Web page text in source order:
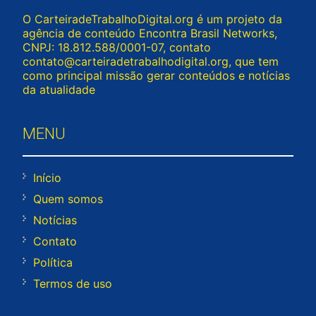
O CarteiradeTrabalhoDigital.org é um projeto da
agência de conteúdo Encontra Brasil Networks,
CNPJ: 18.812.588/0001-07, contato
contato@carteiradetrabalhodigital.org, que tem
como principal missão gerar conteúdos e notícias
da atualidade
MENU
Início
Quem somos
Notícias
Contato
Política
Termos de uso